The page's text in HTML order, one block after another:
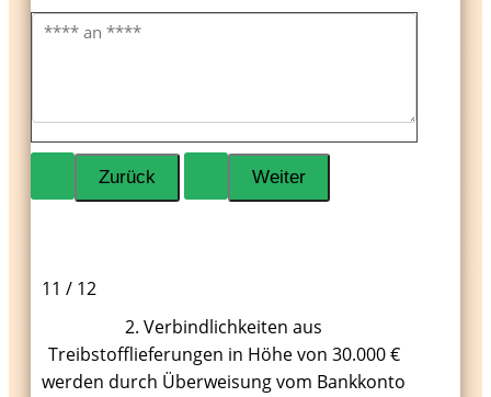
11 / 12
2. Verbindlichkeiten aus
Treibstofflieferungen in Höhe von 30.000 €
werden durch Überweisung vom Bankkonto